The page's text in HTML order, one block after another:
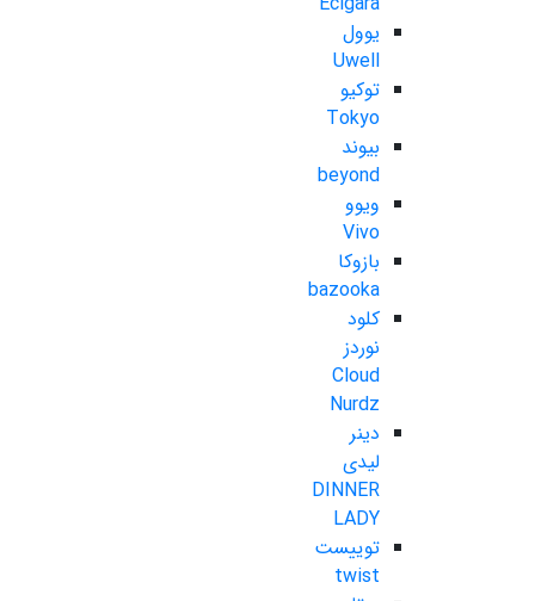
یوول
Uwell
توکیو
Tokyo
بیوند
beyond
ویوو
Vivo
بازوکا
bazooka
کلود
نوردز
Cloud
Nurdz
دینر
لیدی
DINNER
LADY
توییست
twist